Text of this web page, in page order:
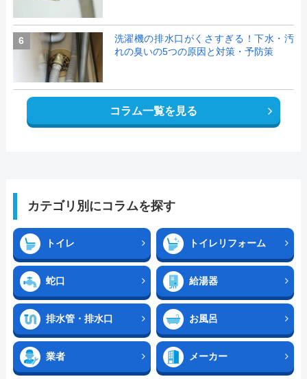
6
洗濯機の排水口がくさすぎる！下水・汚
れの臭いの5つの原因と対策・予防策
コラム一覧を見る
カテゴリ別にコラムを探す
トイレ トイレリフォーム
蛇口 給湯器
排水管・排水口 お風呂
業者 メーカー